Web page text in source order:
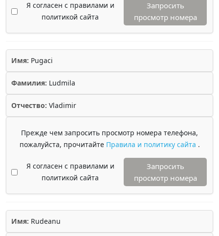
Я согласен с правилами и
политикой сайта
Запросить
просмотр номера
Имя: Pugaci
Фамилия: Ludmila
Отчество: Vladimir
Прежде чем запросить просмотр номера телефона,
пожалуйста, прочитайте Правила и политику сайта .
Я согласен с правилами и
политикой сайта
Запросить
просмотр номера
Имя: Rudeanu